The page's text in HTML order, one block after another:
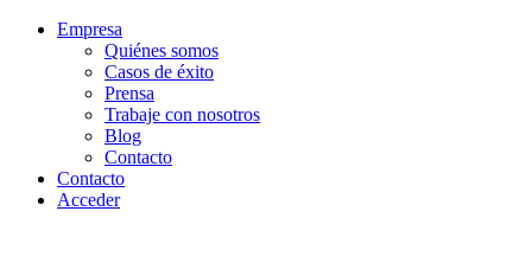
Empresa
Quiénes somos
Casos de éxito
Prensa
Trabaje con nosotros
Blog
Contacto
Contacto
Acceder